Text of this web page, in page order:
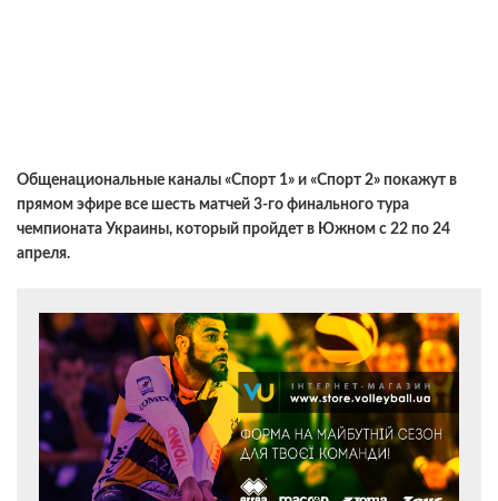
Общенациональные каналы «Спорт 1» и «Спорт 2» покажут в
прямом эфире все шесть матчей 3-го финального тура
чемпионата Украины, который пройдет в Южном с 22 по 24
апреля.